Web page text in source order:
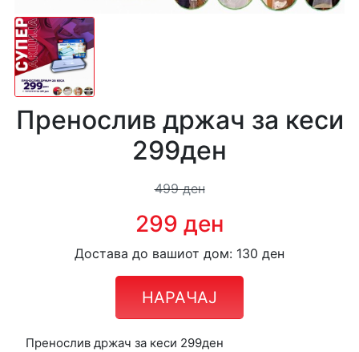
Пренослив држач за кеси
299ден
499 ден
299 ден
Достава до вашиот дом: 130 ден
НАРАЧАЈ
Пренослив држач за кеси 299ден